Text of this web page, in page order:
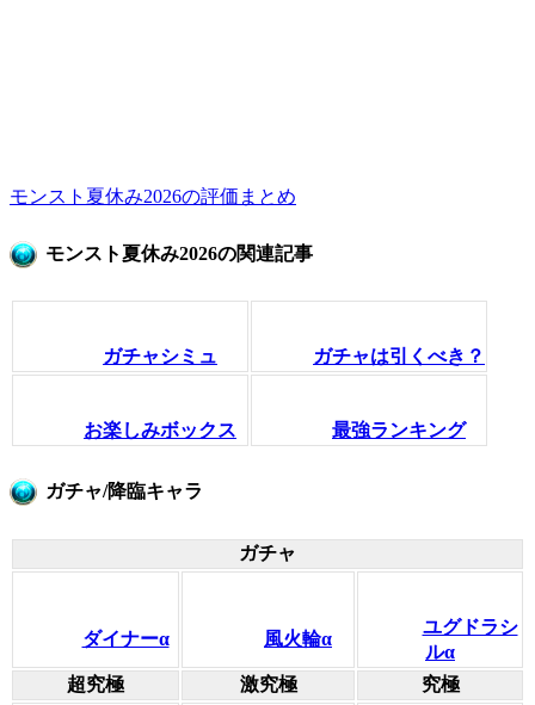
モンスト夏休み2026の評価まとめ
モンスト夏休み2026の関連記事
ガチャシミュ ガチャは引くべき？
お楽しみボックス 最強ランキング
ガチャ/降臨キャラ
ガチャ
ダイナーα 風火輪α
ユグドラシ
ルα
超究極
激究極 究極